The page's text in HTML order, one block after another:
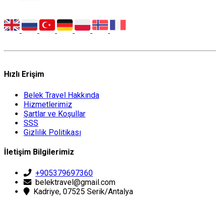
Hızlı Erişim
Belek Travel Hakkında
Hizmetlerimiz
Şartlar ve Koşullar
SSS
Gizlilik Politikası
İletişim Bilgilerimiz
+905379697360
belektravel@gmail.com
Kadriye, 07525 Serik/Antalya